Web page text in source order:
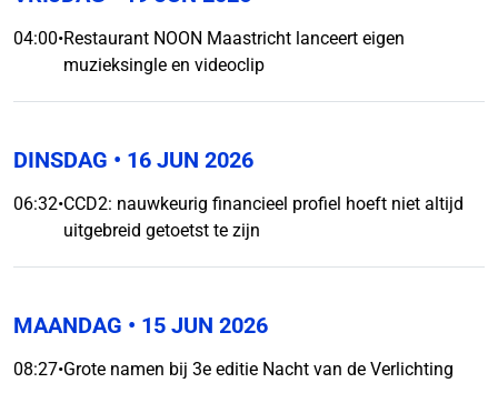
04:00•Restaurant NOON Maastricht lanceert eigen
muzieksingle en videoclip
DINSDAG • 16 JUN 2026
06:32•CCD2: nauwkeurig financieel profiel hoeft niet altijd
uitgebreid getoetst te zijn
MAANDAG • 15 JUN 2026
08:27•Grote namen bij 3e editie Nacht van de Verlichting